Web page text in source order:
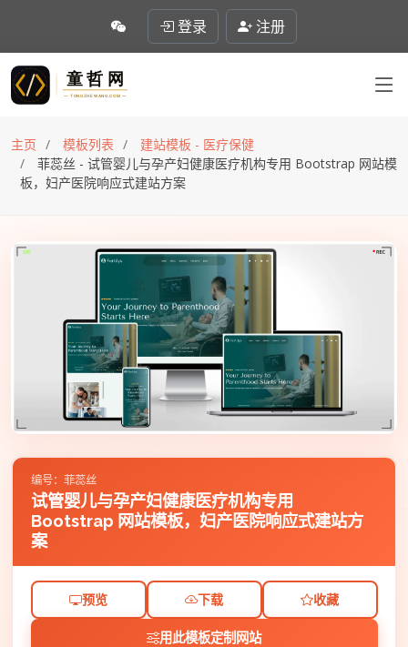
登录 注册
主页 模板列表
建站模板 - 医疗保健
菲蕊丝 - 试管婴儿与孕产妇健康医疗机构专用 Bootstrap 网站模
板，妇产医院响应式建站方案
编号：菲蕊丝
试管婴儿与孕产妇健康医疗机构专用
Bootstrap 网站模板，妇产医院响应式建站方
案
预览 下载 收藏
用此模板定制网站